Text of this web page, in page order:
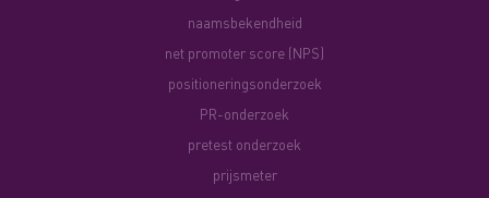
naamsbekendheid
net promoter score (NPS)
positioneringsonderzoek
PR-onderzoek
pretest onderzoek
prijsmeter